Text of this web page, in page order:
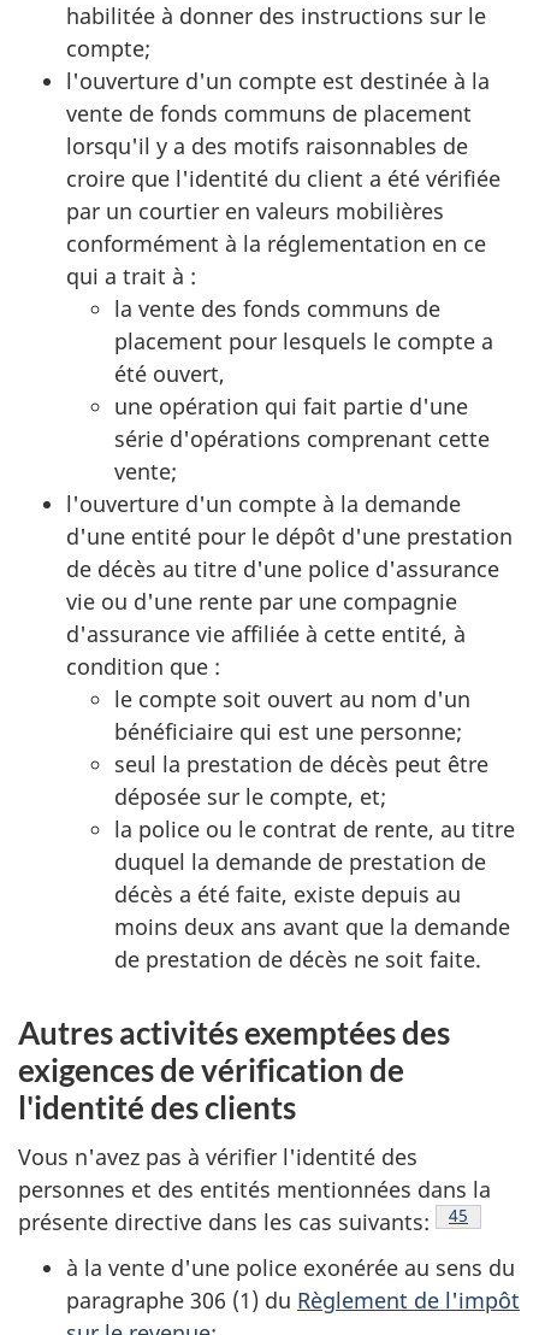
habilitée à donner des instructions sur le
compte;
l'ouverture d'un compte est destinée à la
vente de fonds communs de placement
lorsqu'il y a des motifs raisonnables de
croire que l'identité du client a été vérifiée
par un courtier en valeurs mobilières
conformément à la réglementation en ce
qui a trait à :
la vente des fonds communs de
placement pour lesquels le compte a
été ouvert,
une opération qui fait partie d'une
série d'opérations comprenant cette
vente;
l'ouverture d'un compte à la demande
d'une entité pour le dépôt d'une prestation
de décès au titre d'une police d'assurance
vie ou d'une rente par une compagnie
d'assurance vie affiliée à cette entité, à
condition que :
le compte soit ouvert au nom d'un
bénéficiaire qui est une personne;
seul la prestation de décès peut être
déposée sur le compte, et;
la police ou le contrat de rente, au titre
duquel la demande de prestation de
décès a été faite, existe depuis au
moins deux ans avant que la demande
de prestation de décès ne soit faite.
Autres activités exemptées des
exigences de vérification de
l'identité des clients
Vous n'avez pas à vérifier l'identité des
personnes et des entités mentionnées dans la
présente directive dans les cas suivants:
Note de
45
à la vente d'une police exonérée au sens du
paragraphe 306 (1) du Règlement de l'impôt